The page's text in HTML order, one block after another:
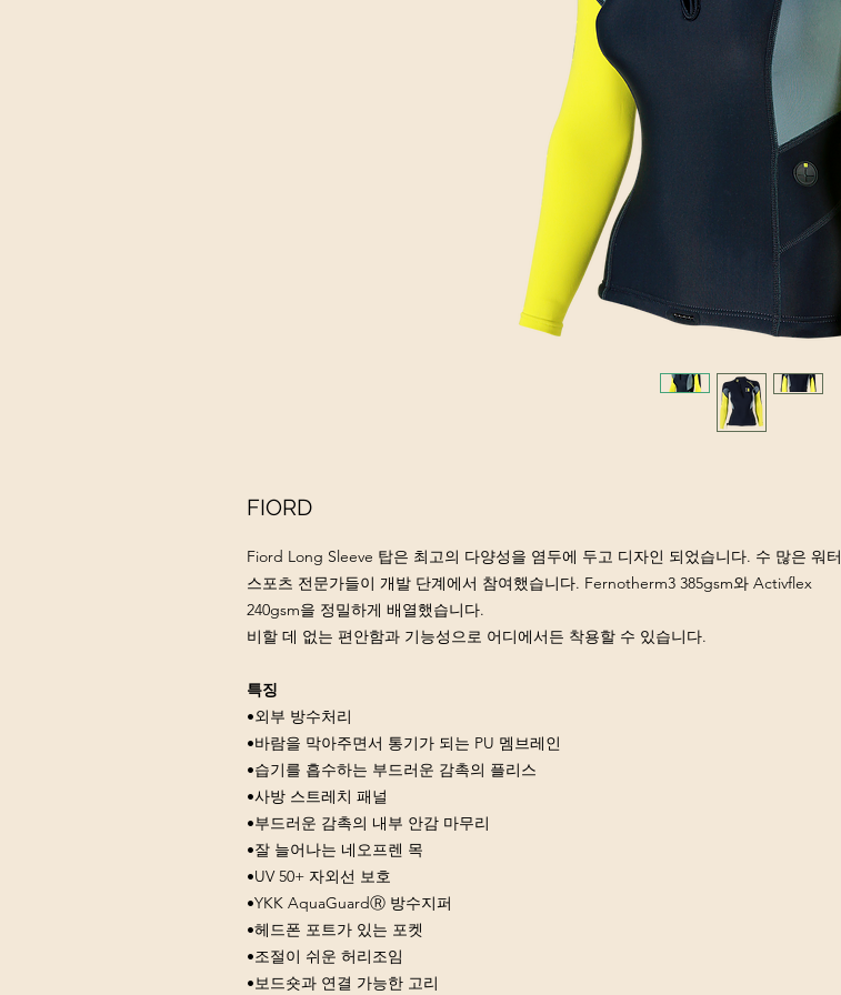
FIORD
Fiord Long Sleeve 탑은 최고의 다양성을 염두에 두고 디자인 되었습니다. 수 많은 워터
스포츠 전문가들이 개발 단계에서 참여했습니다. Fernotherm3 385gsm와 Activflex
240gsm을 정밀하게 배열했습니다.
비할 데 없는 편안함과 기능성으로 어디에서든 착용할 수 있습니다.
특징
•외부 방수처리
•바람을 막아주면서 통기가 되는 PU 멤브레인
•습기를 흡수하는 부드러운 감촉의 플리스
•사방 스트레치 패널
•부드러운 감촉의 내부 안감 마무리
•잘 늘어나는 네오프렌 목
•UV 50+ 자외선 보호
•YKK AquaGuardⓇ 방수지퍼
•헤드폰 포트가 있는 포켓
•조절이 쉬운 허리조임
•보드숏과 연결 가능한 고리